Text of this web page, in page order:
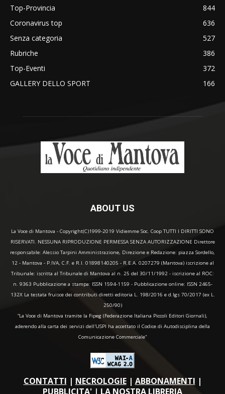
Top-Provincia
844
Coronavirus top
636
Senza categoria
527
Rubriche
386
Top-Eventi
372
GALLERY DELLO SPORT
166
ABOUT US
La Voce di Mantova - Copyright(C)1999-2019 Vidiemme Soc. Coop TUTTI I DIRITTI SONO
RISERVATI. NESSUNA RIPRODUZIONE PERMESSA SENZA AUTORIZZAZIONE Direttore
responsabile: Alessio Tarpini Amministrazione, Direzione e Redazione: piazza Sordello,
12 - Mantova - P.IVA, C.F. e R.I. 01898140205 - R.E.A. 0207279 (Mantova) iscrizione al
Tribunale: iscritta al Tribunale di Mantova al n. 25 del 30/11/1992 - iscrizione al ROC:
n. 9363 Pubblicazione a stampa: ISSN 1594-1159 - Pubblicazione online: ISSN 2465-
132X La testata fruisce dei contributi diretti editoria L. 198/2016 e d.lgs 70/2017 (ex L.
250/90)
“La Voce di Mantova tramite la Fipeg (Federazione Italiana Piccoli Editori Giornali),
aderendo alla carta dei servizi dell'USPI ha accettato il Codice di Autodisciplina della
Comunicazione Commerciale"
CONTATTI | NECROLOGIE| ABBONAMENTI |
PUBBLICITA' | LA NOSTRA LIBRERIA